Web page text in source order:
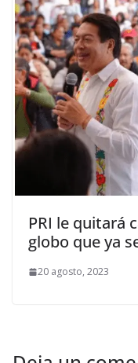
PRI le quitará
globo que ya
20 agosto, 2023